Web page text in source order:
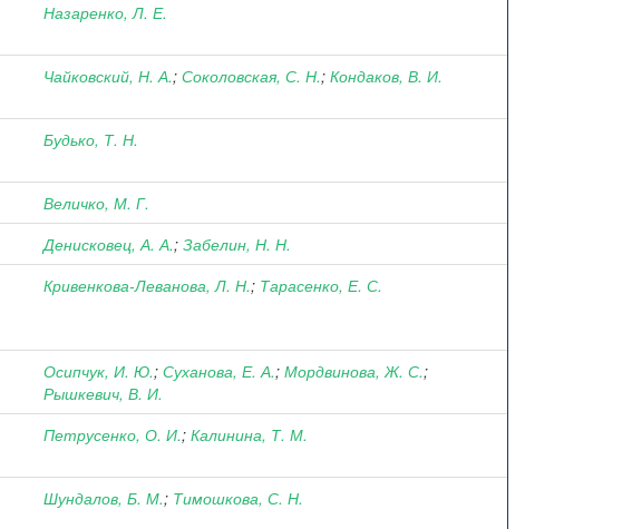
Назаренко, Л. Е.
Чайковский, Н. А.; Соколовская, С. Н.; Кондаков, В. И.
Будько, Т. Н.
Величко, М. Г.
Денисковец, А. А.; Забелин, Н. Н.
Кривенкова-Леванова, Л. Н.; Тарасенко, Е. С.
Осипчук, И. Ю.; Суханова, Е. А.; Мордвинова, Ж. С.;
Рышкевич, В. И.
Петрусенко, О. И.; Калинина, Т. М.
Шундалов, Б. М.; Тимошкова, С. Н.